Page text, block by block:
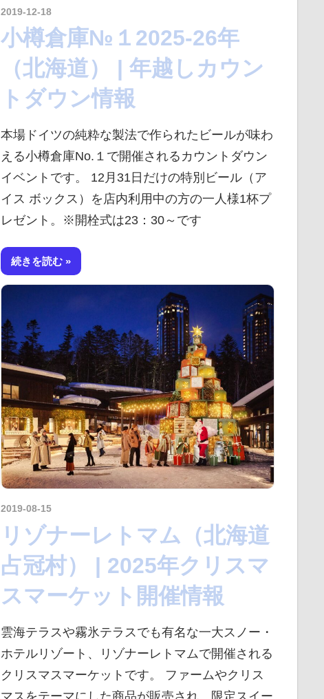
2019-12-18kurosuke
小樽倉庫№１2025-26年
（北海道） | 年越しカウン
トダウン情報
本場ドイツの純粋な製法で作られたビールが味わ
える小樽倉庫No.１で開催されるカウントダウン
イベントです。 12月31日だけの特別ビール（ア
イス ボックス）を店内利用中の方の一人様1杯プ
レゼント。※開栓式は23：30～です
続きを読む
2019-08-15kurosuke
リゾナーレトマム（北海道
占冠村） | 2025年クリスマ
スマーケット開催情報
雲海テラスや霧氷テラスでも有名な一大スノー・
ホテルリゾート、リゾナーレトマムで開催される
クリスマスマーケットです。 ファームやクリス
マスをテーマにした商品が販売され、限定スイー